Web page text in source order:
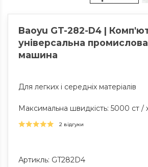
Baoyu GT-282-D4 |
універсальна
машина
Для легких і середніх матеріалів
Максимальна швидкість: 5000 ст /
2 відгуки
Артикль: GT282D4